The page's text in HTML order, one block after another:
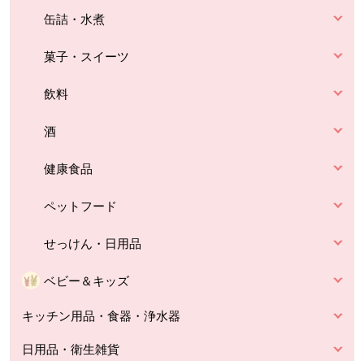
缶詰・水煮
菓子・スイーツ
飲料
酒
健康食品
ペットフード
せっけん・日用品
ベビー＆キッズ
キッチン用品・食器・浄水器
日用品・衛生雑貨